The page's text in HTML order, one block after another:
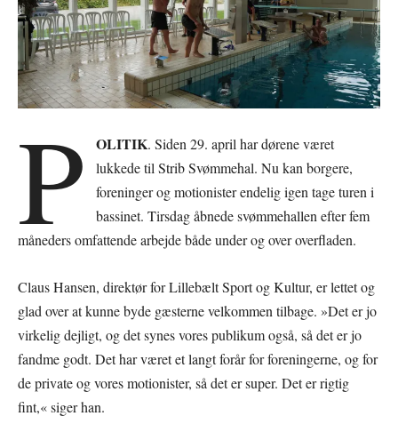
P OLITIK. Siden 29. april har dørene været
lukkede til Strib Svømmehal. Nu kan borgere,
foreninger og motionister endelig igen tage turen i
bassinet. Tirsdag åbnede svømmehallen efter fem
måneders omfattende arbejde både under og over overfladen.
Claus Hansen, direktør for Lillebælt Sport og Kultur, er lettet og
glad over at kunne byde gæsterne velkommen tilbage. »Det er jo
virkelig dejligt, og det synes vores publikum også, så det er jo
fandme godt. Det har været et langt forår for foreningerne, og for
de private og vores motionister, så det er super. Det er rigtig
fint,« siger han.